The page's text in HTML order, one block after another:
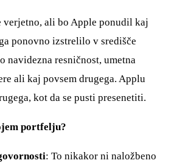
verjetno, ali bo Apple ponudil kaj
ponovno izstrelilo v središče
navidezna resničnost, umetna
ali kaj povsem drugega. Applu
kot da se pusti presenetiti.
portfelju?
: To nikakor ni naložbeno